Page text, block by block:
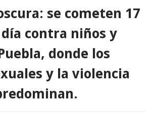
se cometen 17
contra niños y
donde los
y la violencia